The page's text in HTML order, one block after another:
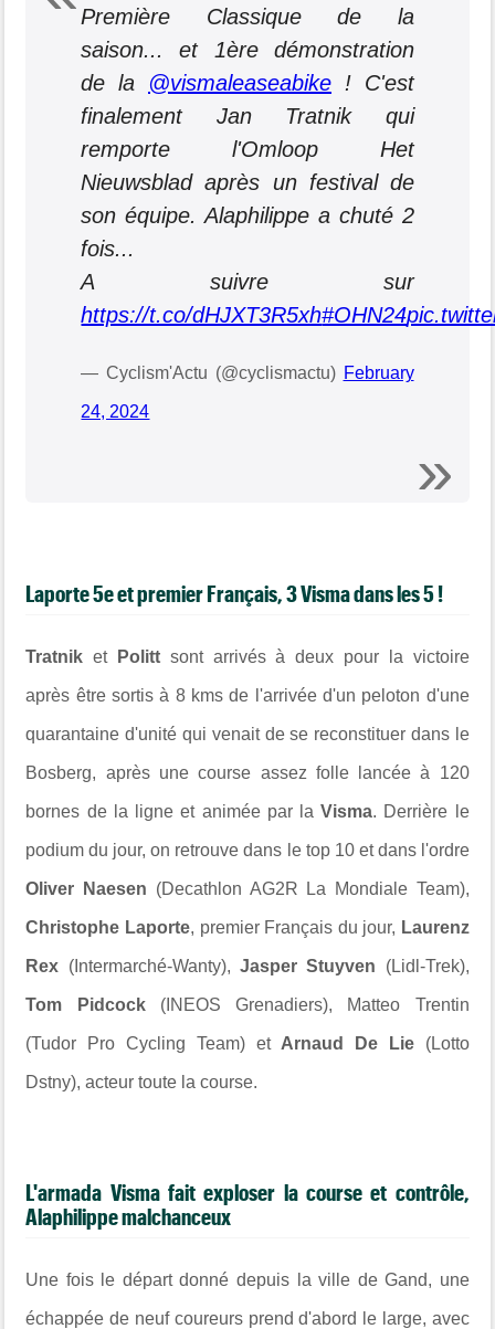
Première Classique de la
saison... et 1ère démonstration
de la @vismaleaseabike ! C'est
finalement Jan Tratnik qui
remporte l'Omloop Het
Nieuwsblad après un festival de
son équipe. Alaphilippe a chuté 2
fois...
A suivre sur
https://t.co/dHJXT3R5xh#OHN24
— Cyclism'Actu (@cyclismactu) February
24, 2024
Laporte 5e et premier Français, 3 Visma dans les 5 !
Tratnik et Politt sont arrivés à deux pour la victoire
après être sortis à 8 kms de l'arrivée d'un peloton d'une
quarantaine d'unité qui venait de se reconstituer dans le
Bosberg, après une course assez folle lancée à 120
bornes de la ligne et animée par laVisma. Derrière le
podium du jour, on retrouve dans le top 10 et dans l'ordre
Oliver Naesen (Decathlon AG2R La Mondiale Team),
Christophe Laporte, premier Français du jour, Laurenz
Rex (Intermarché-Wanty), Jasper Stuyven (Lidl-Trek),
Tom Pidcock(INEOS Grenadiers), Matteo Trentin
(Tudor Pro Cycling Team) et Arnaud De Lie(Lotto
Dstny), acteur toute la course.
L'armada Visma fait exploser la course et contrôle,
Alaphilippe malchanceux
Une fois le départ donné depuis la ville de Gand, une
échappée de neuf coureurs prend d'abord le large, avec